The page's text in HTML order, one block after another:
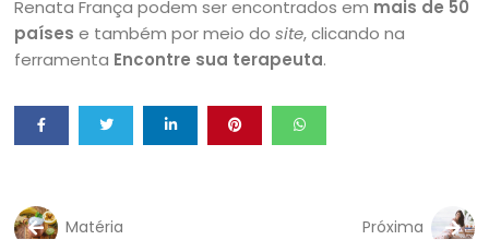
Renata França podem ser encontrados em mais de 50
países e também por meio dosite, clicando na
ferramenta Encontre sua terapeuta.
Matéria
Próxima